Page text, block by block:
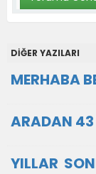
DİĞER YAZILARI
MERHABA
ARADAN 43
YILLAR